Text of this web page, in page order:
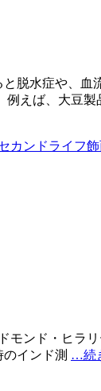
脱水症や、
例えば、大豆製
カンドライフ
モンド・ヒラ
インド測 …続